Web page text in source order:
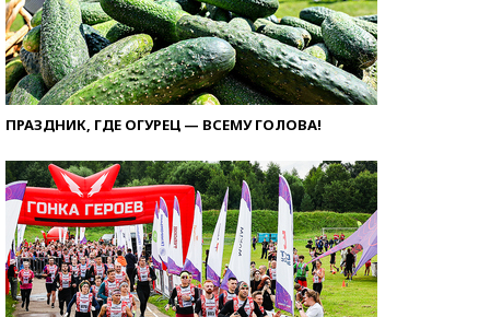
ПРАЗДНИК, ГДЕ ОГУРЕЦ — ВСЕМУ ГОЛОВА!